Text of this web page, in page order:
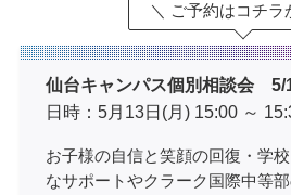
＼ ご予約はコチラ
仙台キャンパス個別相談会 5/
日時：5月13日(月) 15:00 ～
お子様の自信と笑顔の回復・学
なサポートやクラーク国際中等